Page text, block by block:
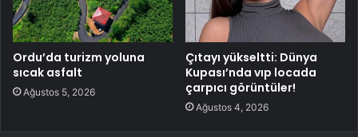
Ordu’da turizm yoluna
sıcak asfalt
Ağustos 5, 2026
Çıtayı yükseltti: Dünya
Kupası’nda vıp locada
çarpıcı görüntüler!
Ağustos 4, 2026